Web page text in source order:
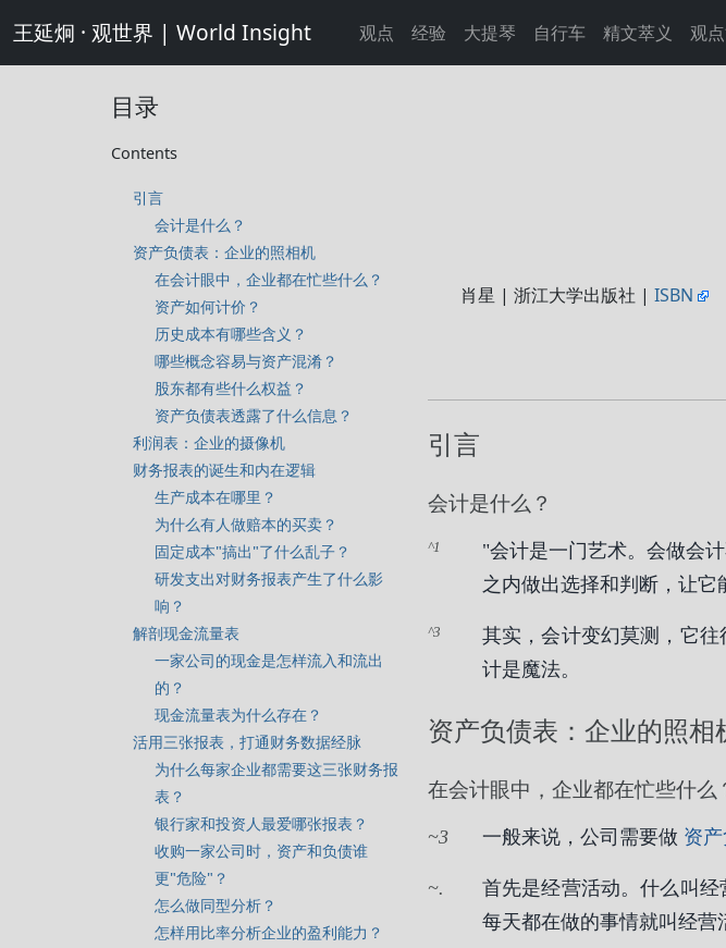
王延炯 · 观世界 | World Insight 观点 经验 大提琴 自行车 精文萃义 观
目录
Contents
引言
会计是什么？
资产负债表：企业的照相机
在会计眼中，企业都在忙些什么？
资产如何计价？
历史成本有哪些含义？
哪些概念容易与资产混淆？
股东都有些什么权益？
资产负债表透露了什么信息？
利润表：企业的摄像机
财务报表的诞生和内在逻辑
生产成本在哪里？
为什么有人做赔本的买卖？
固定成本"搞出"了什么乱子？
研发支出对财务报表产生了什么影
响？
解剖现金流量表
一家公司的现金是怎样流入和流出
的？
现金流量表为什么存在？
活用三张报表，打通财务数据经脉
为什么每家企业都需要这三张财务报
表？
银行家和投资人最爱哪张报表？
收购一家公司时，资产和负债谁
更"危险"？
怎么做同型分析？
怎样用比率分析企业的盈利能力？
肖星 | 浙江大学出版社 | ISBN
引言
会计是什么？
1
"会计是一门艺术。会做会
之内做出选择和判断，让
3
其实，会计变幻莫测，它
计是魔法。
资产负债表：企业的照相
在会计眼中，企业都在忙些什么
3 一般来说，公司需要做 资
.
首先是经营活动。什么叫
每天都在做的事情就叫经营